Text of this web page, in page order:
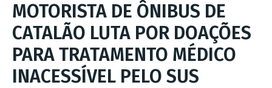
MOTORISTA DE ÔNIBUS DE
CATALÃO LUTA POR DOAÇÕES
PARA TRATAMENTO MÉDICO
INACESSÍVEL PELO SUS